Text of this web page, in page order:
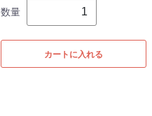
数量
カートに入れる